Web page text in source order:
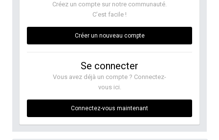
Créez un compte sur notre communauté.
C’est facile !
Créer un nouveau compte
Se connecter
Vous avez déjà un compte ? Connectez-
vous ici.
Connectez-vous maintenant